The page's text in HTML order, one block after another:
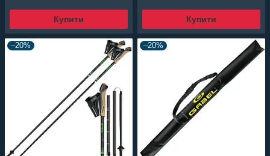
Купити Купити
–20% –20%